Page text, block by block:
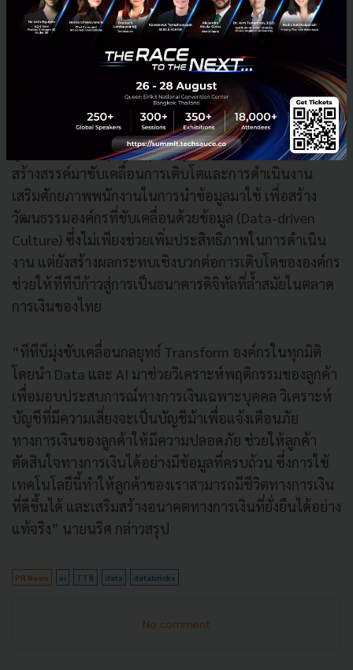
สนองต่อความต้องการของลูกค้าได้ดียิ่งขึ้นในทุกมิติ
การสร้างวัฒนธรรมองค์กรด้วย Data และ AI
ด้วยพื้นฐานข้อมูลที่แข็งแกร่ง ทีทีบีได้นำดิจิทัลมาดูแล
ลูกค้าให้ครอบคลุมทุกกลุ่มในทุกช่วงชีวิตและ AI เชิง
สร้างสรรค์มาขับเคลื่อนการเติบโตและการดำเนินงาน
เสริมศักยภาพพนักงานในการนำข้อมูลมาใช้ เพื่อสร้าง
วัฒนธรรมองค์กรที่ขับเคลื่อนด้วยข้อมูล (Data-driven
Culture) ซึ่งไม่เพียงช่วยเพิ่มประสิทธิภาพในการดำเนิน
งาน แต่ยังสร้างผลกระทบเชิงบวกต่อการเติบโตขององค์กร
ช่วยให้ทีทีบีก้าวสู่การเป็นธนาคารดิจิทัลที่ล้ำสมัยในตลาด
การเงินของไทย
“ทีทีบีมุ่งขับเคลื่อนกลยุทธ์ Transform องค์กรในทุกมิติ
โดยนำ Data และ AI มาช่วยวิเคราะห์พฤติกรรมของลูกค้า
เพื่อมอบประสบการณ์ทางการเงินเฉพาะบุคคล วิเคราะห์
บัญชีที่มีความเสี่ยงจะเป็นบัญชีม้าเพื่อแจ้งเตือนภัย
ทางการเงินของลูกค้าให้มีความปลอดภัย ช่วยให้ลูกค้า
ตัดสินใจทางการเงินได้อย่างมีข้อมูลที่ครบถ้วน ซึ่งการใช้
เทคโนโลยีนี้ทำให้ลูกค้าของเราสามารถมีชีวิตทางการเงิน
ที่ดีขึ้นได้ และเสริมสร้างอนาคตทางการเงินที่ยั่งยืนได้อย่าง
แท้จริง” นายนริศ กล่าวสรุป
PR News ai TTB data databricks
No comment